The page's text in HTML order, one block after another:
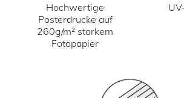
Hochwertige
Posterdrucke auf
260g/m² starkem
Fotopapier